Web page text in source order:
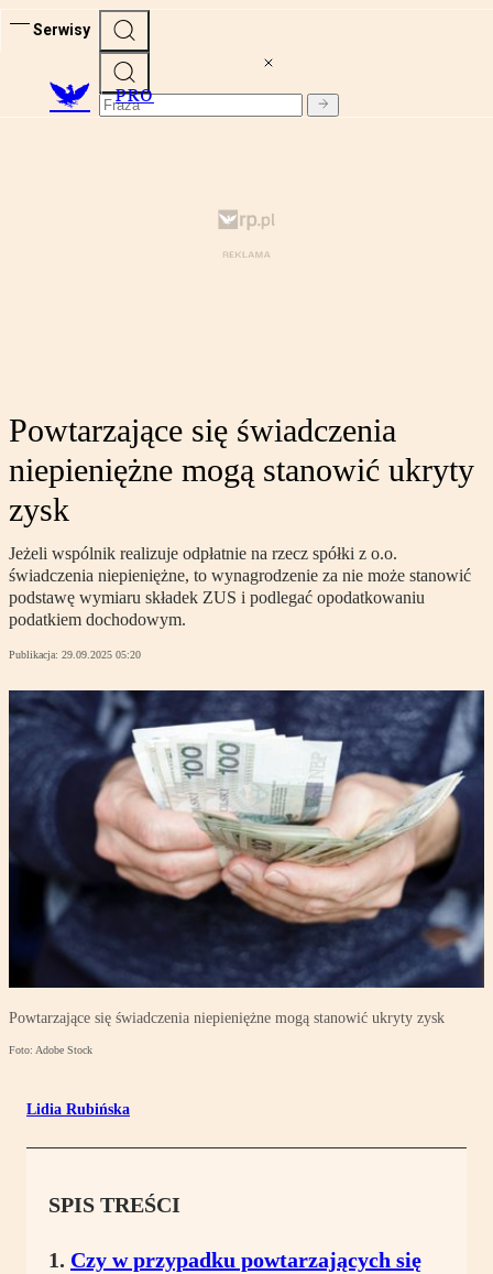
Serwisy
PRO
Powtarzające się świadczenia
niepieniężne mogą stanowić ukryty
zysk
Jeżeli wspólnik realizuje odpłatnie na rzecz spółki z o.o.
świadczenia niepieniężne, to wynagrodzenie za nie może stanowić
podstawę wymiaru składek ZUS i podlegać opodatkowaniu
podatkiem dochodowym.
Publikacja: 29.09.2025 05:20
Powtarzające się świadczenia niepieniężne mogą stanowić ukryty zysk
Foto: Adobe Stock
Lidia Rubińska
SPIS TREŚCI
Czy w przypadku powtarzających się